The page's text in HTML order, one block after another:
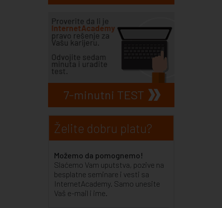
7-minutni TEST
Želite dobru platu?
Možemo da pomognemo!
Slaćemo Vam uputstva, pozive na
besplatne seminare i vesti sa
InternetAcademy. Samo unesite
Vaš e-mail i ime.